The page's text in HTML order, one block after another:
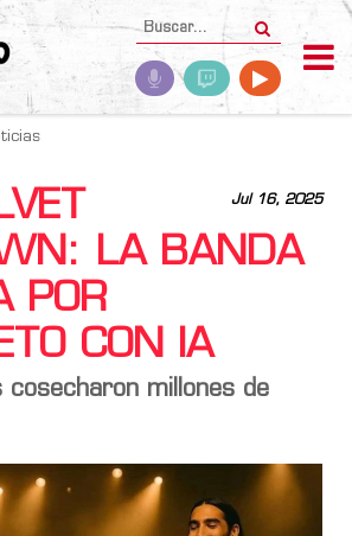
Jul 16, 2025
LA BANDA
POR
CON IA
cosecharon millones de